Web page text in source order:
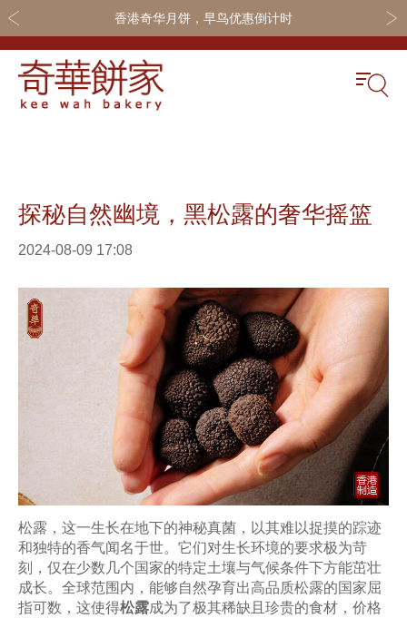
香港奇华月饼，早鸟优惠倒计时
最新推广
网店商城
定制服务
奇华礼盒
节日礼品
迪士尼系列
所有产品
联系我们
探秘自然幽境，黑松露的奢华摇篮
2024-08-09 17:08
松露，这一生长在地下的神秘真菌，以其难以捉摸的踪迹
和独特的香气闻名于世。它们对生长环境的要求极为苛
刻，仅在少数几个国家的特定土壤与气候条件下方能茁壮
成长。全球范围内，能够自然孕育出高品质松露的国家屈
指可数，这使得松露成为了极其稀缺且珍贵的食材，价格